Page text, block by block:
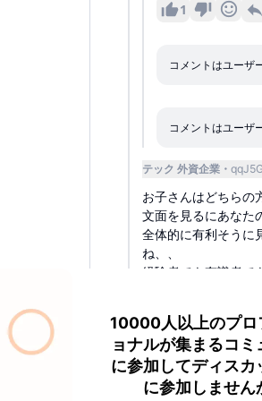
10000人以上のプロ
ョナルが集まるコミ
に参加してディスカ
に参加しません
1
コメントはユーザ
コメントはユーザ
テック 外資企業
お子さんはどちらの
文面を見るにあなた
全体的に有利そうに
ね、、
経験者でも有識者で
テック 外資企業 営業/
大変ですね…ちなみ
市境感だと値上がり